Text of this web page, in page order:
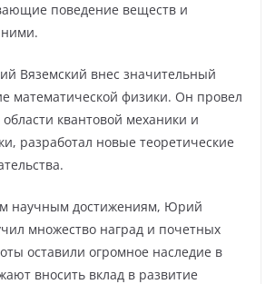
поведение веществ и
Вяземский внес значительный
математической физики. Он провел
квантовой механики и
разработал новые теоретические
научным достижениям, Юрий
множество наград и почетных
оставили огромное наследие в
вносить вклад в развитие